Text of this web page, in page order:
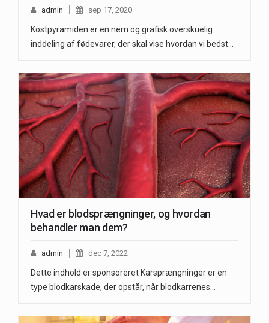
admin sep 17, 2020
Kostpyramiden er en nem og grafisk overskuelig
inddeling af fødevarer, der skal vise hvordan vi bedst…
Hvad er blodsprængninger, og hvordan
behandler man dem?
admin dec 7, 2022
Dette indhold er sponsoreret Karsprængninger er en
type blodkarskade, der opstår, når blodkarrenes…